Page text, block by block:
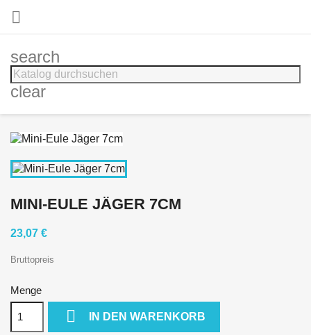

search
clear
MINI-EULE JÄGER 7CM
23,07 €
Bruttopreis
Menge
 IN DEN WARENKORB